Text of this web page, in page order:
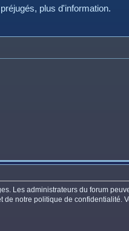
plus d'information.
Les administrateurs du forum
notre politique de confidentialité.